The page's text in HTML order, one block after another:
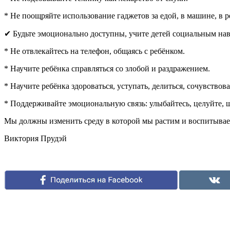
* Не поощряйте использование гаджетов за едой, в машине, в
✔ Будьте эмоционально доступны, учите детей социальным
* Не отвлекайтесь на телефон, общаясь с ребёнком.
* Научите ребёнка справляться со злобой и раздражением.
* Научите ребёнка здороваться, уступать, делиться,
* Поддерживайте эмоциональную связь: улыбайтесь, целуйте,
Мы должны изменить среду в которой мы растим и
Виктория Прудэй